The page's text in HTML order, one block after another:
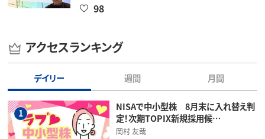
98
アクセスランキング
デイリー 週間 月間
1
NISAで中小型株 8月末に入れ替え判
定！次期TOPIX新規採用候…
岡村 友哉